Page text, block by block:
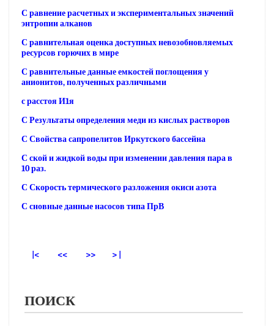
С равнение расчетных и экспериментальных значений
энтропии алканов
С равнительная оценка доступных невозобновляемых
ресурсов горючих в мире
С равнительные данные емкостей поглощения у
анионитов, полученных различными
с расстоя И1я
С Результаты определения меди из кислых растворов
С Свойства сапропелитов Иркутского бассейна
С ской и жидкой воды при изменении давления пара в
10 раз.
С Скорость термического разложения окиси азота
С сновные данные насосов типа ПрВ
|< << >> > |
ПОИСК